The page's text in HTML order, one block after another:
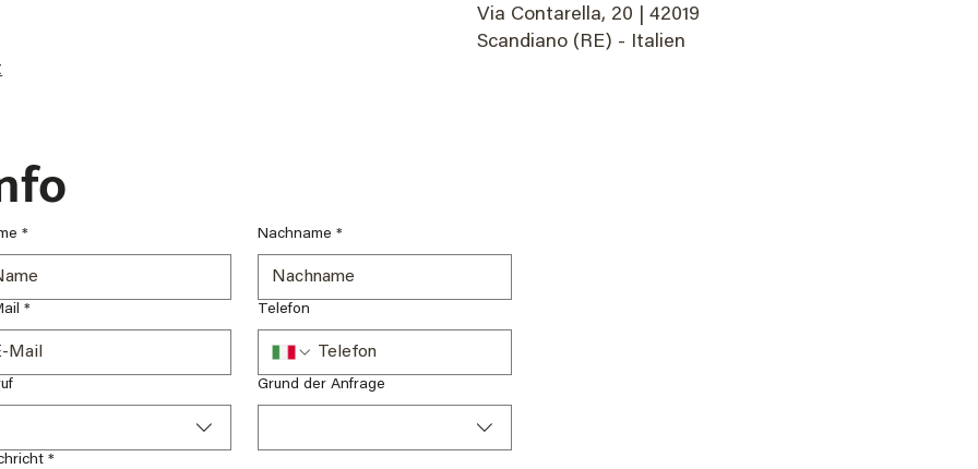
Via Contarella, 20 | 42019
Scandiano (RE) - Italien
* Nachname *
* Telefon
Grund der Anfrage
*